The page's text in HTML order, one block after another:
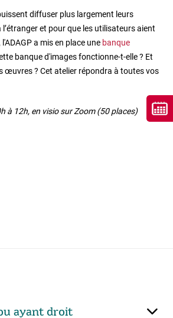
diffuser plus largement leurs
et pour que les utilisateurs aient
a mis en place une banque
banque d'images fonctionne-t-elle ? Et
œuvres ? Cet atelier répondra à toutes vos
à 12h, en visio sur Zoom (50 places)
ayant droit